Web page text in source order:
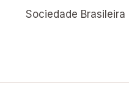
Sociedade